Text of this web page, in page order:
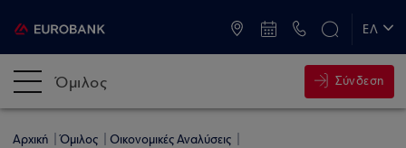
ΕΛ
Όμιλος Σύνδεση
Αρχική Όμιλος
Οικονομικές Αναλύσεις